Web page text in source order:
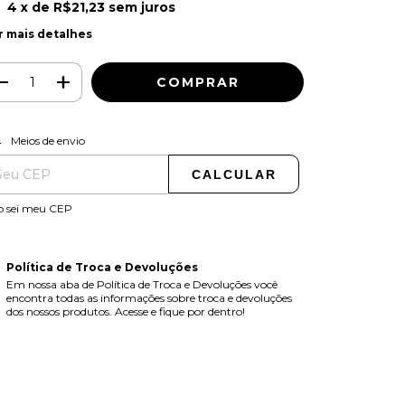
4 x de R$21,23 sem juros
mais detalhes
para o CEP:
Meios de envio
CALCULAR
sei meu CEP
Política de Troca e Devoluções
Em nossa aba de Política de Troca e Devoluções você
encontra todas as informações sobre troca e devoluções
dos nossos produtos. Acesse e fique por dentro!